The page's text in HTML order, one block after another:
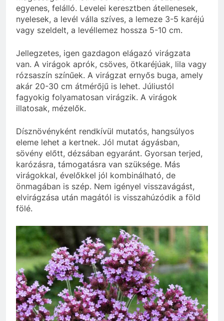
egyenes, felálló. Levelei keresztben átellenesek,
nyelesek, a levél válla szíves, a lemeze 3-5 karéjú
vagy szeldelt, a levéllemez hossza 5-10 cm.
Jellegzetes, igen gazdagon elágazó virágzata
van. A virágok aprók, csöves, ötkaréjúak, lila vagy
rózsaszín színűek. A virágzat ernyős buga, amely
akár 20-30 cm átmérőjű is lehet. Júliustól
fagyokig folyamatosan virágzik. A virágok
illatosak, mézelők.
Dísznövényként rendkívül mutatós, hangsúlyos
eleme lehet a kertnek. Jól mutat ágyásban,
sövény előtt, dézsában egyaránt. Gyorsan terjed,
karózásra, támogatásra van szüksége. Más
virágokkal, évelőkkel jól kombinálható, de
önmagában is szép. Nem igényel visszavágást,
elvirágzása után magától is visszahúzódik a föld
fölé.